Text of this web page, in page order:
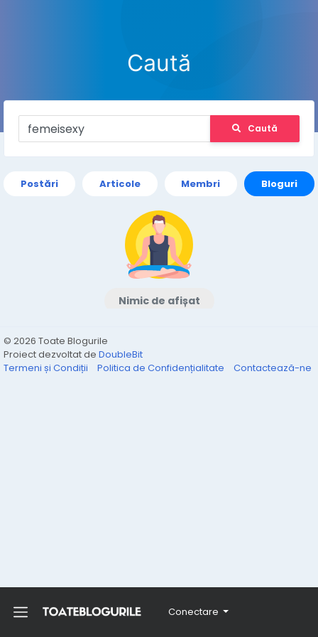
Conectare
Caută
Caută
Postări Articole Membri Bloguri
Nimic de afișat
© 2026 Toate Blogurile
Proiect dezvoltat de DoubleBit
Termeni și Condiții
Politica de Confidențialitate Contactează-ne